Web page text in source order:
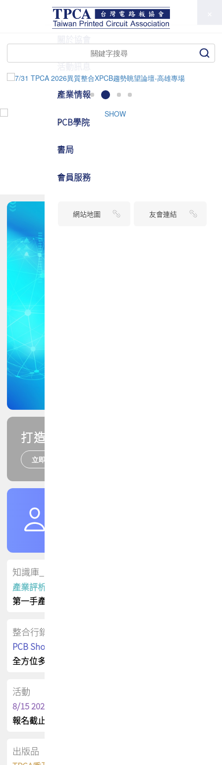
打造您的PCB專業技能
立即報名
知識庫_會員專屬
產業評析報告
第一手產業資訊
整合行銷
PCB Shop 採購指南
全方位多元曝光方案
活動
8/15 2026 TPCA健康盃保齡球聯誼賽
報名截止日 : 8/3 活動日期 : 8/15
出版品
TPCA
活動訊息
產業情報
PCB學院
書局
會員服務
網站地圖 友會連結